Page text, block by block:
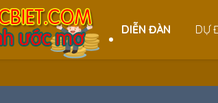
DIỄN ĐÀN DỰ